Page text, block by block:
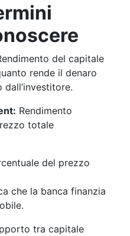
del capitale
rende il denaro
Rendimento
totale
del prezzo
che la banca finanzia
tra capitale